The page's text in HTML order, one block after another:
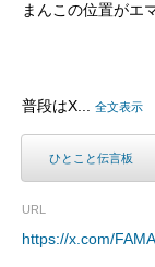
まんこの位置がエ
普段はX... 全文表示
ひとこと伝言板
URL
https://x.com/